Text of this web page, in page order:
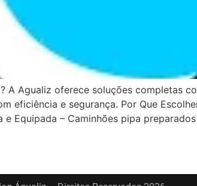
Agualiz oferece soluções completas
eficiência e segurança. Por Que
Equipada – Caminhões pipa